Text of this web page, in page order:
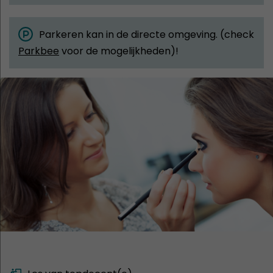
Parkeren kan in de directe omgeving. (check
Parkbee voor de mogelijkheden)!